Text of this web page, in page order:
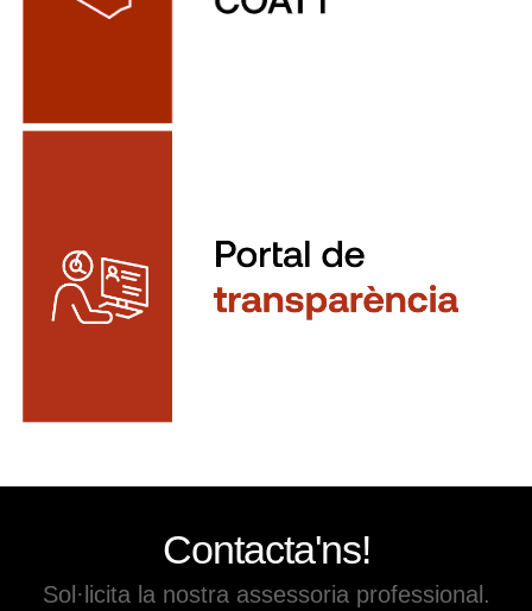
Contacta'ns!
Sol·licita la nostra assessoria professional.